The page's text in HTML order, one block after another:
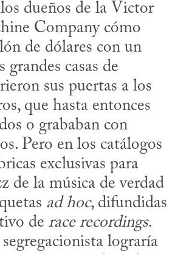
dueños de la Victor
Company cómo
de dólares con un
grandes casas de
sus puertas a los
que hasta entonces
o grababan con
Pero en los catálogos
exclusivas para
de la música de verdad
ad hoc, difundidas
de race recordings.